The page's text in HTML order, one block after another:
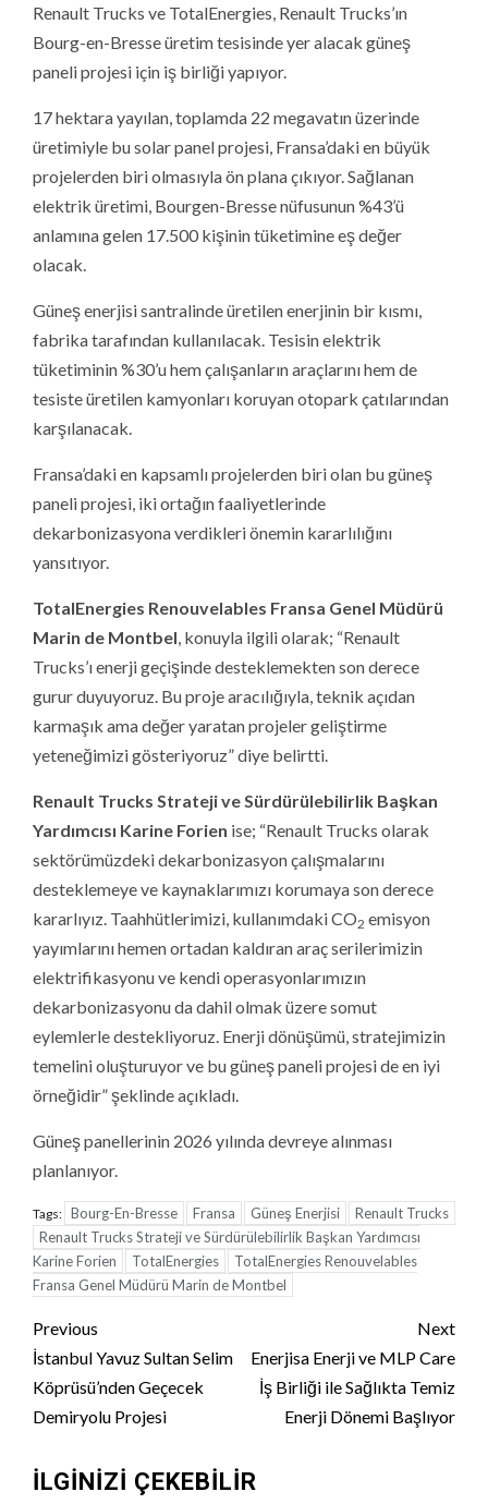
Renault Trucks ve TotalEnergies, Renault Trucks’ın
Bourg-en-Bresse üretim tesisinde yer alacak güneş
paneli projesi için iş birliği yapıyor.
17 hektara yayılan, toplamda 22 megavatın üzerinde
üretimiyle bu solar panel projesi, Fransa’daki en büyük
projelerden biri olmasıyla ön plana çıkıyor. Sağlanan
elektrik üretimi, Bourgen-Bresse nüfusunun %43’ü
anlamına gelen 17.500 kişinin tüketimine eş değer
olacak.
Güneş enerjisi santralinde üretilen enerjinin bir kısmı,
fabrika tarafından kullanılacak. Tesisin elektrik
tüketiminin %30’u hem çalışanların araçlarını hem de
tesiste üretilen kamyonları koruyan otopark çatılarından
karşılanacak.
Fransa’daki en kapsamlı projelerden biri olan bu güneş
paneli projesi, iki ortağın faaliyetlerinde
dekarbonizasyona verdikleri önemin kararlılığını
yansıtıyor.
TotalEnergies Renouvelables Fransa Genel Müdürü
Marin de Montbel , konuyla ilgili olarak; “Renault
Trucks’ı enerji geçişinde desteklemekten son derece
gurur duyuyoruz. Bu proje aracılığıyla, teknik açıdan
karmaşık ama değer yaratan projeler geliştirme
yeteneğimizi gösteriyoruz” diye belirtti.
Renault Trucks Strateji ve Sürdürülebilirlik Başkan
Yardımcısı Karine Forien ise; “Renault Trucks olarak
sektörümüzdeki dekarbonizasyon çalışmalarını
desteklemeye ve kaynaklarımızı korumaya son derece
kararlıyız. Taahhütlerimizi, kullanımdaki CO2 emisyon
yayımlarını hemen ortadan kaldıran araç serilerimizin
elektrifikasyonu ve kendi operasyonlarımızın
dekarbonizasyonu da dahil olmak üzere somut
eylemlerle destekliyoruz. Enerji dönüşümü, stratejimizin
temelini oluşturuyor ve bu güneş paneli projesi de en iyi
örneğidir” şeklinde açıkladı.
Güneş panellerinin 2026 yılında devreye alınması
planlanıyor.
Tags: Bourg-En-Bresse Fransa Güneş Enerjisi
Renault Trucks
Renault Trucks Strateji ve Sürdürülebilirlik Başkan Yardımcısı
Karine Forien
TotalEnergies
TotalEnergies Renouvelables
Fransa Genel Müdürü Marin de Montbel
Continue
Reading
Previous
İstanbul Yavuz Sultan Selim
Köprüsü’nden Geçecek
Demiryolu Projesi
Next
Enerjisa Enerji ve MLP Care
İş Birliği ile Sağlıkta Temiz
Enerji Dönemi Başlıyor
İLGINIZI ÇEKEBILIR